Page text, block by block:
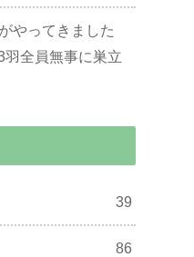
やってきました
全員無事に巣立
39
86